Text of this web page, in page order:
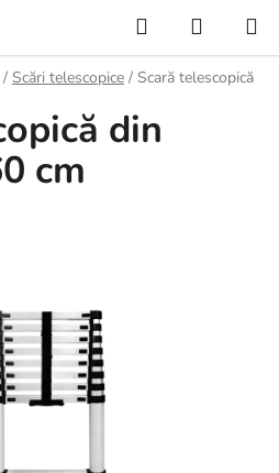
Căutare
DE
/ Scări telescopice / Scară telescopică
din
cm